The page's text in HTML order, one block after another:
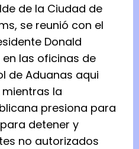
de la Ciudad de
se reunió con el
Donald
las oficinas de
de Aduanas aqui
la
presiona para
detener y
no autorizados